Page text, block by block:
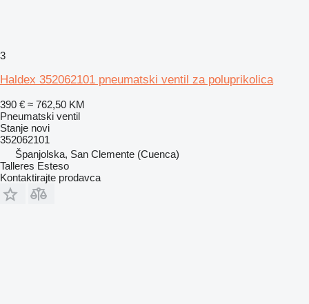
3
Haldex 352062101 pneumatski ventil za poluprikolica
390 € ≈ 762,50 KM
Pneumatski ventil
Stanje novi
352062101
Španjolska, San Clemente (Cuenca)
Talleres Esteso
Kontaktirajte prodavca